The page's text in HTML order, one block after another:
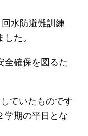
水防避難訓練
た。
全確保を図るた
ていたものです
学期の平日とな